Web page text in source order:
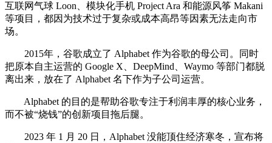
互联网气球 Loon、模块化手机 Project Ara 和能源风筝 Makani
等项目，都因为技术过于复杂或成本高昂等因素无法走向市
场。
2015年，谷歌成立了 Alphabet 作为谷歌的母公司。同时
把原本自主运营的 Google X、DeepMind、Waymo 等部门都脱
离出来，放在了 Alphabet 名下作为子公司运营。
Alphabet 的目的是帮助谷歌专注于利润丰厚的核心业务，
而不被“烧钱”的创新项目拖后腿。
2023 年 1 月 20 日，Alphabet 没能顶住经济寒冬，宣布将